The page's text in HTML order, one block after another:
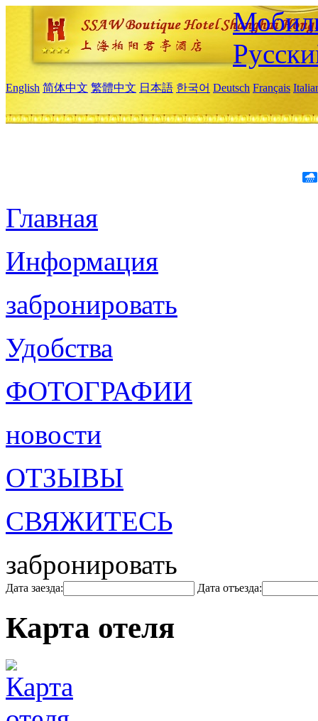
English 简体中文 繁體中文 日本語 한국어 Deutsch Français
Главная
Информация
забронировать
Удобства
ФОТОГРАФИИ
новости
ОТЗЫВЫ
СВЯЖИТЕСЬ
забронировать
Дата заезда: Дата отъезда:
Карта отеля